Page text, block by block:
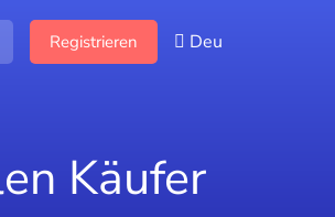
Registrieren Deu
Käufer